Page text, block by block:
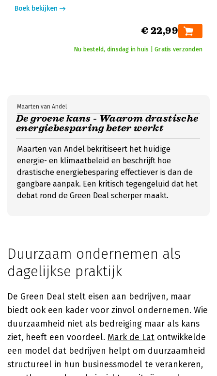
Boek bekijken
€ 22,99
Nu besteld, dinsdag in huis | Gratis verzonden
De groene kans - Waarom drastische
energiebesparing beter werkt
Maarten van Andel
Maarten van Andel bekritiseert het huidige
energie- en klimaatbeleid en beschrijft hoe
drastische energiebesparing effectiever is dan de
gangbare aanpak. Een kritisch tegengeluid dat het
debat rond de Green Deal scherper maakt.
Duurzaam ondernemen als
dagelijkse praktijk
De Green Deal stelt eisen aan bedrijven, maar
biedt ook een kader voor zinvol ondernemen. Wie
duurzaamheid niet als bedreiging maar als kans
ziet, heeft een voordeel. Mark de Lat ontwikkelde
een model dat bedrijven helpt om duurzaamheid
structureel in hun businessmodel te verankeren,